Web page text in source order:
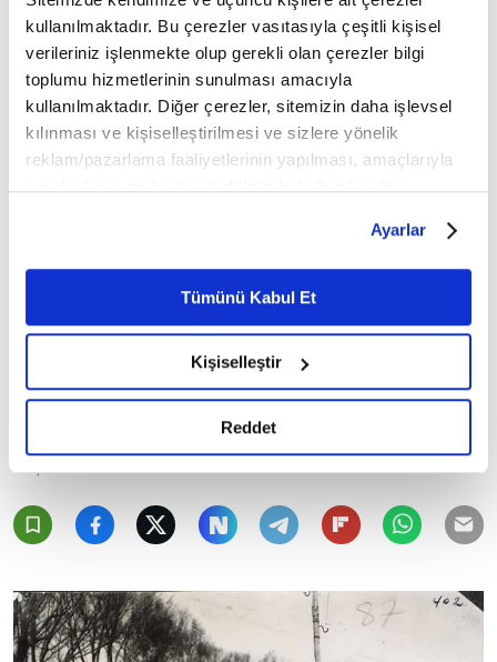
kullanılmaktadır. Bu çerezler vasıtasıyla çeşitli kişisel
verileriniz işlenmekte olup gerekli olan çerezler bilgi
toplumu hizmetlerinin sunulması amacıyla
kullanılmaktadır. Diğer çerezler, sitemizin daha işlevsel
kılınması ve kişiselleştirilmesi ve sizlere yönelik
reklam/pazarlama faaliyetlerinin yapılması, amaçlarıyla
belirleyebilirsiniz. Çerezlere ilişkin detaylı bilgi için
Ayarlar butonuna tıklayabilir,Çerez Bilgilendirme
Metnimizi ziyaret edebilirsiniz.
6698 sayılı Kişisel Verilerin Korunması Kanunu uyarınca
okumak ve sitemizi ziyaretiniz kapsamında
gerçekleştirilen veri işleme faaliyetleri ile ilgili daha
detaylı bilgi almak için lütfentıklayınız.
Ayarlar
Tümünü Kabul Et
Kişiselleştir
Reddet
Bir piyade birliğine emir okunduğu sırada çekilen
12/20